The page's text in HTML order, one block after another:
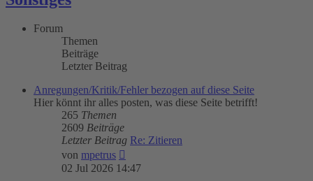
Forum
Themen
Beiträge
Letzter Beitrag
Anregungen/Kritik/Fehler bezogen auf diese Seite
Hier könnt ihr alles posten, was diese Seite betrifft!
265 Themen
2609 Beiträge
Letzter Beitrag Re: Zitieren
von mpetrus
Beitrag
02 Jul 2026 14:47